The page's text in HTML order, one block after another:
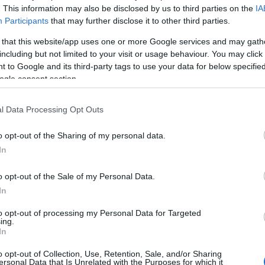
This information may also be disclosed by us to third parties on the
Participants that may further disclose it to other third parties.
that this website/app uses one or more Google services and may
but not limited to your visit or usage behaviour. You may
to Google and its third-party tags to use your data for below
consent section.
Data Processing Opt Outs
opt-out of the Sharing of my personal data.
opt-out of the Sale of my Personal Data.
opt-out of processing my Personal Data for Targeted
opt-out of Collection, Use, Retention, Sale, and/or Sharing
Data that Is Unrelated with the Purposes for which it
από τον αποστολέα.
αυτή σημαίνει πως ορισμένα από τα
να χρησιμοποιηθούν μέχρι τον
με τα νεότερα «μοντέλα».
20:23